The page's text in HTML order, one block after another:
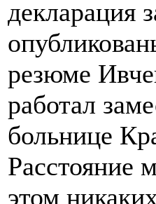
декларация
резюме
работал
больнице
Расстояние
этом